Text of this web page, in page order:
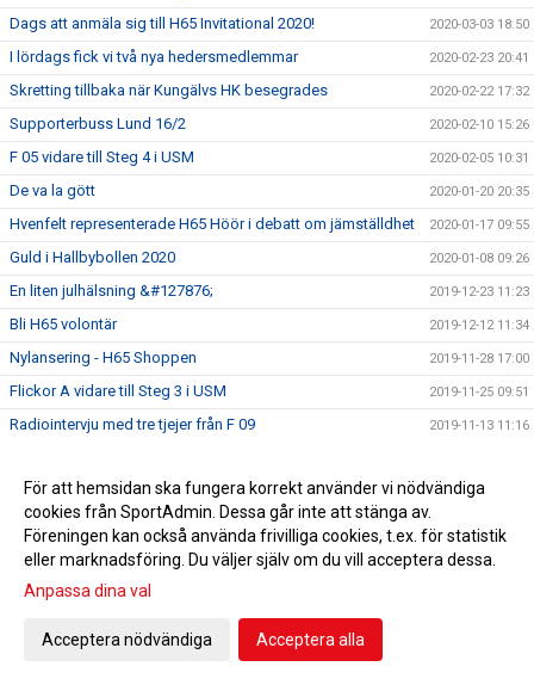
Dags att anmäla sig till H65 Invitational 2020! 2020-03-03 18:50
I lördags fick vi två nya hedersmedlemmar 2020-02-23 20:41
Skretting tillbaka när Kungälvs HK besegrades 2020-02-22 17:32
Supporterbuss Lund 16/2 2020-02-10 15:26
F 05 vidare till Steg 4 i USM 2020-02-05 10:31
De va la gött 2020-01-20 20:35
Hvenfelt representerade H65 Höör i debatt om jämställdhet 2020-01-17 09:55
Guld i Hallbybollen 2020 2020-01-08 09:26
En liten julhälsning &#127876; 2019-12-23 11:23
Bli H65 volontär 2019-12-12 11:34
Nylansering - H65 Shoppen 2019-11-28 17:00
Flickor A vidare till Steg 3 i USM 2019-11-25 09:51
Radiointervju med tre tjejer från F 09 2019-11-13 11:16
Grym Gry och pigg Pripp när Heid besegrades 2019-11-02 18:40
EHF-cupen: Knapp seger efter stark insats 2019-10-12 19:18
5-6/10 spelas USM i HÖÖR! Gratis inträde! Välkommen! 2019-10-03 13:55
Klubbfotografering onsdagen 9/10
Sparbanken Skåne erbjuder Fri entré!
För att hemsidan ska fungera korrekt använder vi nödvändiga
cookies från SportAdmin. Dessa går inte att stänga av.
Föreningen kan också använda frivilliga cookies, t.ex. för statistik
eller marknadsföring. Du väljer själv om du vill acceptera dessa.
Anpassa dina val
Acceptera nödvändiga Acceptera alla